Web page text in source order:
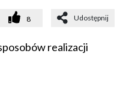
8 Udostępnij
realizacji